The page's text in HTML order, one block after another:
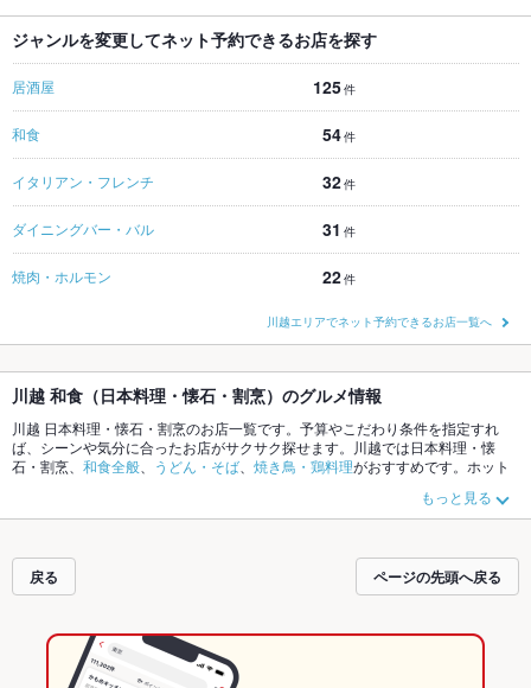
ジャンルを変更してネット予約できるお店を探す
居酒屋 125件
和食 54件
イタリアン・フレンチ 32件
ダイニングバー・バル 31 件
焼肉・ホルモン 22件
川越エリアでネット予約できるお店一覧へ
川越 和食（日本料理・懐石・割烹）のグルメ情報
川越 日本料理・懐石・割烹のお店一覧です。予算やこだわり条件を指定すれ
ば、シーンや気分に合ったお店がサクサク探せます。川越では日本料理・懐
石・割烹、 和食全般 うどん・そば 焼き鳥・鶏料理がおすすめです。ホット
や季節のおすすめ料理など、お店の最新情報をご紹介し
ているので安心！24時間使える簡単便利なネット予約が使えるお店も拡大中で
に便利にホットペッパーグルメをご利用ください。
もっと見る
戻る ページの先頭へ戻る